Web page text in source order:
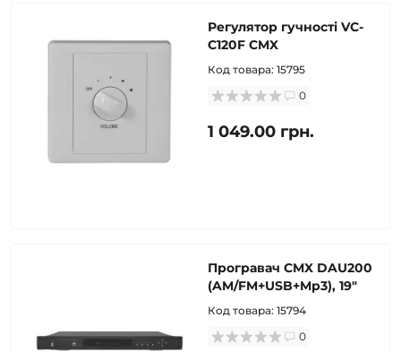
Регулятор гучності VC-
C120F CMX
Код товара: 15795
0
1 049.00 грн.
Програвач CMX DAU200
(AM/FM+USB+Mp3), 19"
Код товара: 15794
0